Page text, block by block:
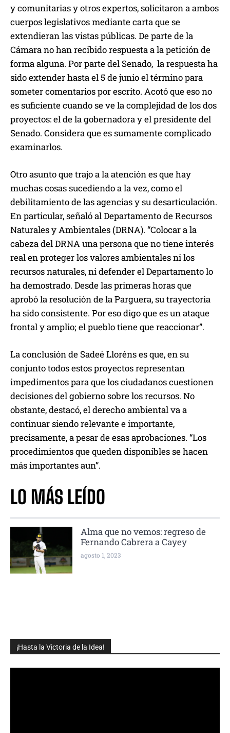
¡Hasta la Victoria de la Idea!
y comunitarias y otros expertos, solicitaron a ambos
cuerpos legislativos mediante carta que se
extendieran las vistas públicas. De parte de la
Cámara no han recibido respuesta a la petición de
forma alguna. Por parte del Senado, la respuesta ha
sido extender hasta el 5 de junio el término para
someter comentarios por escrito. Acotó que eso no
es suficiente cuando se ve la complejidad de los dos
proyectos: el de la gobernadora y el presidente del
Senado. Considera que es sumamente complicado
examinarlos.
Otro asunto que trajo a la atención es que hay
muchas cosas sucediendo a la vez, como el
debilitamiento de las agencias y su desarticulación.
En particular, señaló al Departamento de Recursos
Naturales y Ambientales (DRNA). “Colocar a la
cabeza del DRNA una persona que no tiene interés
real en proteger los valores ambientales ni los
recursos naturales, ni defender el Departamento lo
ha demostrado. Desde las primeras horas que
aprobó la resolución de la Parguera, su trayectoria
ha sido consistente. Por eso digo que es un ataque
frontal y amplio; el pueblo tiene que reaccionar”.
La conclusión de Sadeé Lloréns es que, en su
conjunto todos estos proyectos representan
impedimentos para que los ciudadanos cuestionen
decisiones del gobierno sobre los recursos. No
obstante, destacó, el derecho ambiental va a
continuar siendo relevante e importante,
precisamente, a pesar de esas aprobaciones. “Los
procedimientos que queden disponibles se hacen
más importantes aun”.
LO MÁS LEÍDO
Alma que no vemos: regreso de
Fernando Cabrera a Cayey
agosto 1, 2023